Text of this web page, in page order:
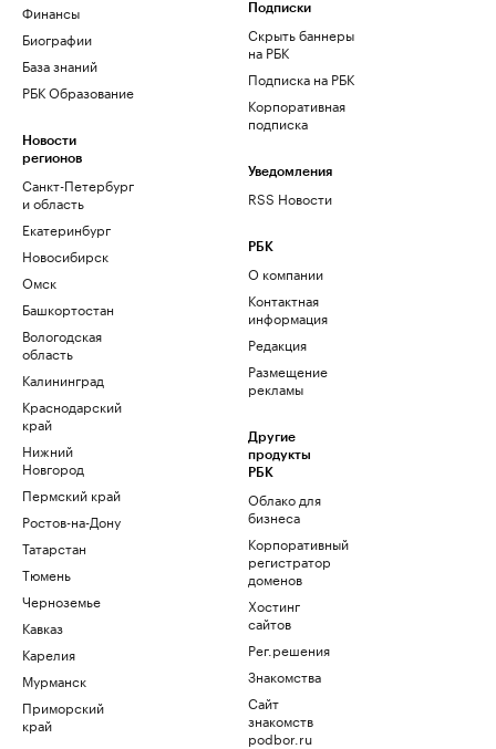
Финансы
Биографии
База знаний
РБК Образование
Новости
регионов
Санкт-Петербург
и область
Екатеринбург
Новосибирск
Омск
Башкортостан
Вологодская
область
Калининград
Краснодарский
край
Нижний
Новгород
Пермский край
Ростов-на-Дону
Татарстан
Тюмень
Черноземье
Кавказ
Карелия
Мурманск
Приморский
край
Подписки
Скрыть баннеры
на РБК
Подписка на РБК
Корпоративная
подписка
Уведомления
RSS Новости
РБК
О компании
Контактная
информация
Редакция
Размещение
рекламы
Другие
продукты
РБК
Облако для
бизнеса
Корпоративный
регистратор
доменов
Хостинг
сайтов
Рег.решения
Знакомства
Сайт
знакомств
podbor.ru